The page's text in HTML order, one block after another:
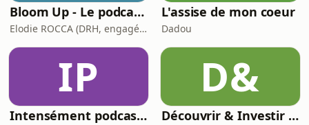
Bloom Up - Le podcast des parents d'aujourd'hui
Elodie ROCCA (DRH, engagée pour une parentalité épanouie)
L'assise de mon coeur
Dadou
IP
Intensément podcast - L'univers des HPI, Neuroatypiques & Co
D&
Découvrir & Investir par etoro